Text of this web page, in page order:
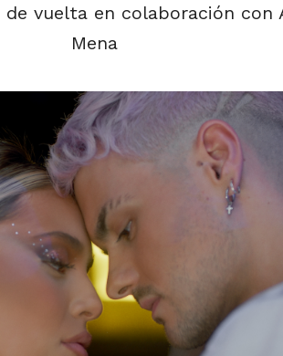
vuelta en colaboración con
Mena